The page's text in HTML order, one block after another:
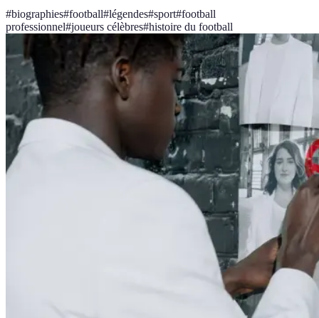
#biographies#football#légendes#sport#football
professionnel#joueurs célèbres#histoire du football